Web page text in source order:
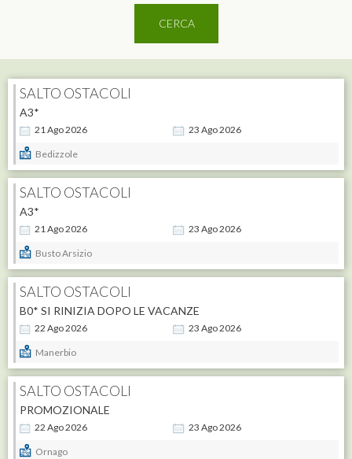
CERCA
SALTO OSTACOLI
21Ago2026 23 Ago2026
A3*
Bedizzole
SALTO OSTACOLI
21Ago2026 23 Ago2026
A3*
Busto Arsizio
SALTO OSTACOLI
22 Ago2026 23 Ago2026
B0* SI RINIZIA DOPO LE VACANZE
Manerbio
SALTO OSTACOLI
22 Ago2026 23 Ago2026
PROMOZIONALE
Ornago